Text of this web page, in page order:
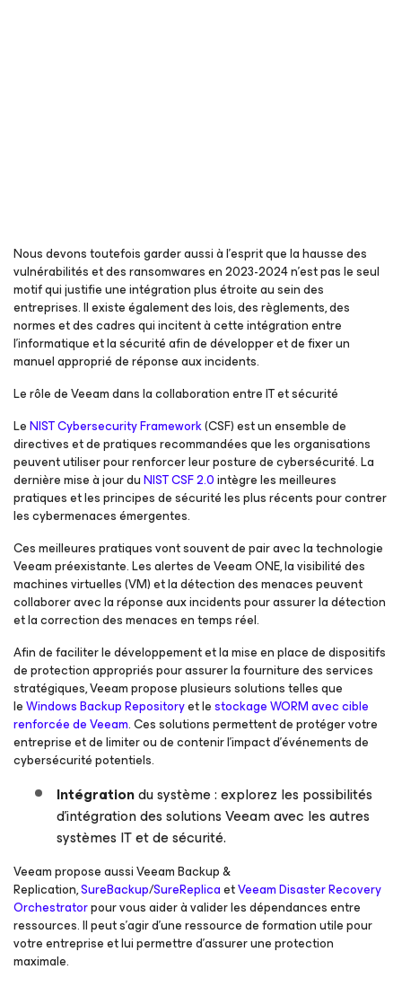
Nous devons toutefois garder aussi à l’esprit que la hausse des
vulnérabilités et des ransomwares en 2023-2024 n’est pas le seul
motif qui justifie une intégration plus étroite au sein des
entreprises. Il existe également des lois, des règlements, des
normes et des cadres qui incitent à cette intégration entre
l’informatique et la sécurité afin de développer et de fixer un
manuel approprié de réponse aux incidents.
Le rôle de Veeam dans la collaboration entre IT et sécurité
LeNIST Cybersecurity Framework(CSF) est un ensemble de
directives et de pratiques recommandées que les organisations
peuvent utiliser pour renforcer leur posture de cybersécurité. La
dernière mise à jour duNIST CSF 2.0intègre les meilleures
pratiques et les principes de sécurité les plus récents pour contrer
les cybermenaces émergentes.
Ces meilleures pratiques vont souvent de pair avec la technologie
Veeam préexistante. Les alertes de Veeam ONE, la visibilité des
machines virtuelles (VM) et la détection des menaces peuvent
collaborer avec la réponse aux incidents pour assurer la détection
et la correction des menaces en temps réel.
Afin de faciliter le développement et la mise en place de dispositifs
de protection appropriés pour assurer la fourniture des services
stratégiques, Veeam propose plusieurs solutions telles que
leWindows Backup Repositoryet lestockage WORM avec cible
renforcée de Veeam. Ces solutions permettent de protéger votre
entreprise et de limiter ou de contenir l’impact d’événements de
cybersécurité potentiels.
Intégrationdu système : explorez les possibilités
d’intégration des solutions Veeam avec les autres
systèmes IT et de sécurité.
Veeam propose aussi Veeam Backup &
Replication,SureBackup/SureReplicaetVeeam Disaster Recovery
Orchestratorpour vous aider à valider les dépendances entre
ressources. Il peut s’agir d’une ressource de formation utile pour
votre entreprise et lui permettre d’assurer une protection
maximale.